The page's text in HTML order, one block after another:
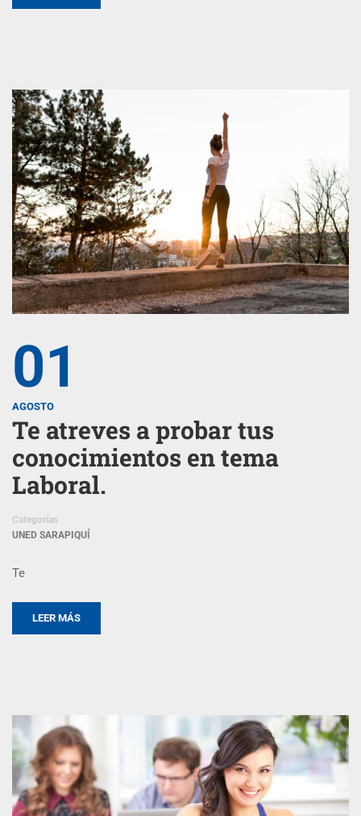
01
AGOSTO
Te atreves a probar tus
conocimientos en tema
Laboral.
Categorías
UNED SARAPIQUÍ
Te
LEER MÁS